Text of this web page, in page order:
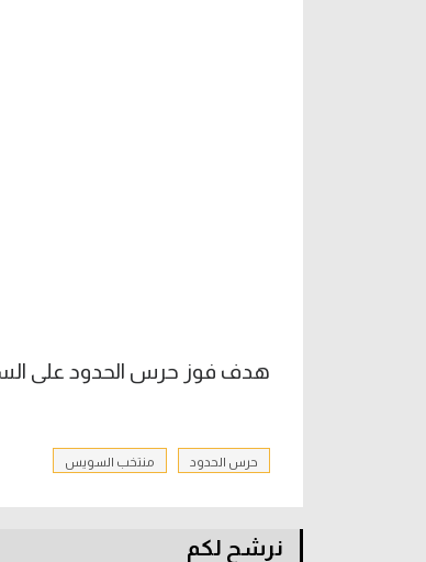
هدف فوز حرس الحدود على
حرس الحدود منتخب السويس
نرشح لكم